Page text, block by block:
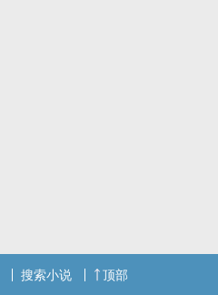
搜索小说 顶部